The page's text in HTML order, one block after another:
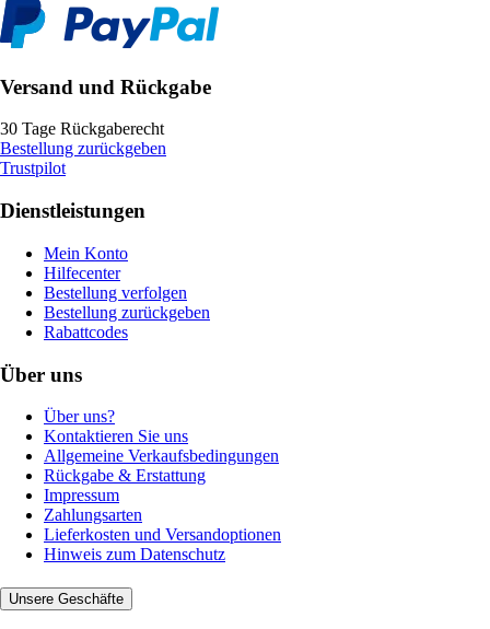
Versand und Rückgabe
30 Tage Rückgaberecht
Bestellung zurückgeben
Trustpilot
Dienstleistungen
Mein Konto
Hilfecenter
Bestellung verfolgen
Bestellung zurückgeben
Rabattcodes
Über uns
Über uns?
Kontaktieren Sie uns
Allgemeine Verkaufsbedingungen
Rückgabe & Erstattung
Impressum
Zahlungsarten
Lieferkosten und Versandoptionen
Hinweis zum Datenschutz
Unsere Geschäfte